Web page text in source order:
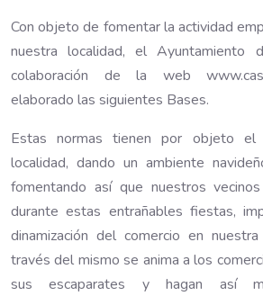
Con objeto de fomentar la actividad
nuestra localidad, el Ayuntamiento
colaboración de la web
elaborado las siguientes Bases.
Estas normas tienen por objeto el
localidad, dando un ambiente
fomentando así que nuestros
durante estas entrañables fiestas,
dinamización del comercio en
través del mismo se anima a los
sus escaparates y hagan así